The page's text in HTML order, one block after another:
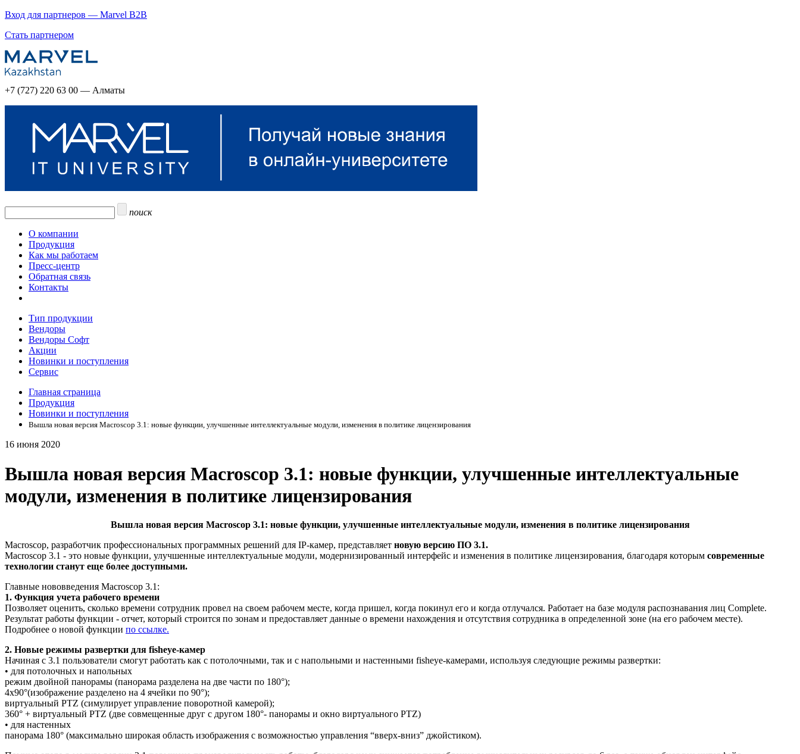
Вход для партнеров — Marvel B2B
Стать партнером
+7 (727) 220 63 00 — Алматы
поиск
О компании
Продукция
Как мы работаем
Пресс-центр
Обратная связь
Контакты
Тип продукции
Вендоры
Вендоры Софт
Акции
Новинки и поступления
Сервис
Главная страница
Продукция
Новинки и поступления
Вышла новая версия Macroscop 3.1: новые функции, улучшенные интеллектуальные модули, изменения в политике лицензирования
16 июня 2020
Вышла новая версия Macroscop 3.1: новые функции, улучшенные интеллектуальные
модули, изменения в политике лицензирования
Вышла новая версия Macroscop 3.1: новые функции, улучшенные интеллектуальные модули, изменения в политике лицензирования
Macroscop, разработчик профессиональных программных решений для IP-камер, представляет новую версию ПО 3.1.
Macroscop 3.1 - это новые функции, улучшенные интеллектуальные модули, модернизированный интерфейс и изменения в политике лицензирования, благодаря которым современные
технологии станут еще более доступными.
Главные нововведения Macroscop 3.1:
1. Функция учета рабочего времени
Позволяет оценить, сколько времени сотрудник провел на своем рабочем месте, когда пришел, когда покинул его и когда отлучался. Работает на базе модуля распознавания лиц Complete.
Результат работы функции - отчет, который строится по зонам и предоставляет данные о времени нахождения и отсутствия сотрудника в определенной зоне (на его рабочем месте).
Подробнее о новой функции по ссылке.
2. Новые режимы развертки для fisheye-камер
Начиная с 3.1 пользователи смогут работать как с потолочными, так и с напольными и настенными fisheye-камерами, используя следующие режимы развертки:
• для потолочных и напольных
режим двойной панорамы (панорама разделена на две части по 180°);
4x90°(изображение разделено на 4 ячейки по 90°);
виртуальный PTZ (симулирует управление поворотной камерой);
360° + виртуальный PTZ (две совмещенные друг с другом 180°- панорамы и окно виртуального PTZ)
• для настенных
панорама 180° (максимально широкая область изображения с возможностью управления “вверх-вниз” джойстиком).